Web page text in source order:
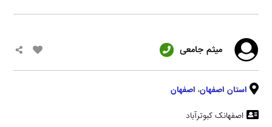
میثم جامعی
استان اصفهان، اصفهان
اصفهانک کبوترآباد